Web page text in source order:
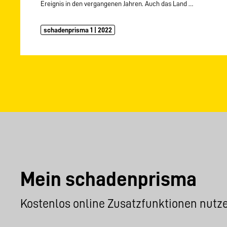
Ereignis in den vergangenen Jahren. Auch das Land …
schadenprisma 1 | 2022
Mein schadenprisma
Kostenlos online Zusatzfunktionen